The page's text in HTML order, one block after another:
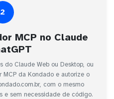
2
MCP no Claude
do Claude Web ou Desktop, ou
MCP da Kondado e autorize o
com o mesmo
e sem necessidade de código.